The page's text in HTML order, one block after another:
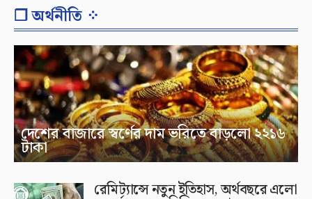
❐ অর্থনীতি ⁘
দেশের বাজারে স্বর্ণের দাম ভরিতে বাড়লো ২২১৬
টাকা
রেমিট্যান্সে নতুন ইতিহাস, অর্থবছরে এলো